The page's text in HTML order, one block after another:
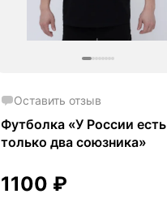
Оставить отзыв
Футболка «У России есть
только два союзника»
1100 ₽